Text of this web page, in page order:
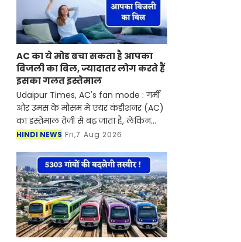
AC का ये मोड बचा सकता है आपका
बिजली का बिल, ज्यादातर लोग करते हैं
इसका गलत इस्तेमाल
Udaipur Times, AC's fan mode : गर्मी
और उमस के मौसम में एयर कंडीशनर (AC)
का इस्तेमाल तेजी से बढ़ जाता है, लेकिन
इसके साथ बिजली का बिल भी काफी बढ़
कम करने के लिए A
HINDI NEWS Fri,7 Aug 2026